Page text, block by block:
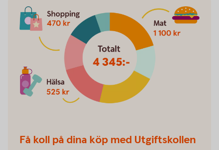
Få koll på dina köp med Utgiftskollen